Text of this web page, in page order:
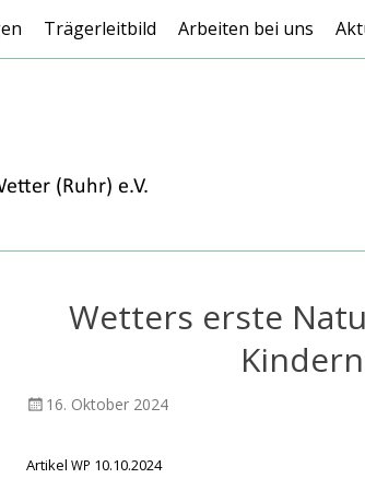
Trägerleitbild Arbeiten bei uns
Wetters erste
Veröffentlicht
16. Oktober 2024
Artikel WP 10.10.2024